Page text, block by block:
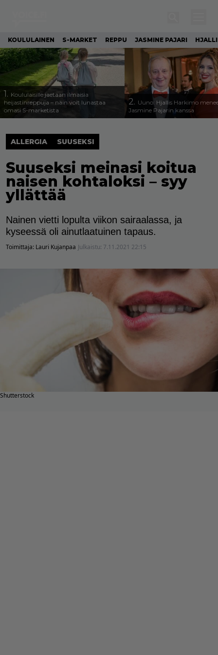
KOULULAINEN S-MARKET REPPU JASMINE PAJARI
1. Koululaisille jaetaan ilmaisia
heijastinreppuja – näin voit lunastaa
omasi S-marketista
2. Uuno: Hjallis Harkimo
Jasmine Pajarin kanssa
ALLERGIA SUUSEKSI
Suuseksi meinasi koitua
naisen kohtaloksi – syy
yllättää
Nainen vietti lopulta viikon sairaalassa, ja
kyseessä oli ainutlaatuinen tapaus.
Toimittaja: Lauri Kujanpaa Julkaistu: 7.11.2021 22:15
Shutterstock